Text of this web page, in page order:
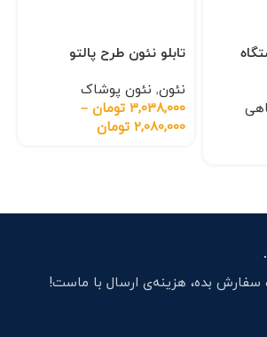
تابلو نئون طرح پالتو
نئون, نئون پوشاک
3,038,000 تومان –
2,080,000 تومان
سفارش بده، هزینه‌ی ارسال با ماست!